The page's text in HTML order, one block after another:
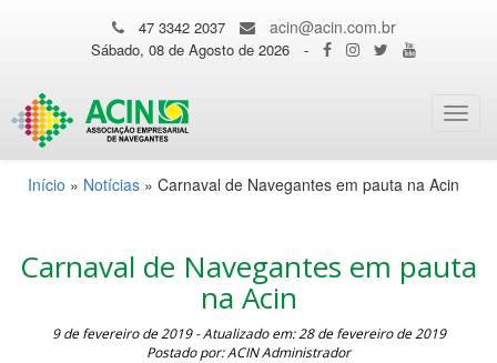
47 3342 2037 acin@acin.com.br
Sábado, 08 de Agosto de 2026 -
Início » Notícias » Carnaval de Navegantes em pauta na Acin
Carnaval de Navegantes em pauta
na Acin
9 de fevereiro de 2019 - Atualizado em: 28 de fevereiro de 2019
Postado por: ACIN Administrador